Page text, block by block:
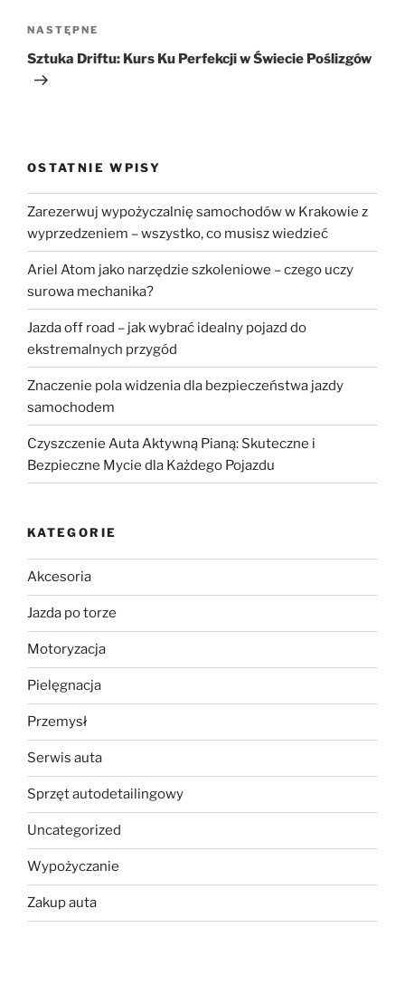
Następny
wpis
NASTĘPNE
Sztuka Driftu: Kurs Ku Perfekcji w Świecie Poślizgów
OSTATNIE WPISY
Zarezerwuj wypożyczalnię samochodów w Krakowie z
wyprzedzeniem – wszystko, co musisz wiedzieć
Ariel Atom jako narzędzie szkoleniowe – czego uczy
surowa mechanika?
Jazda off road – jak wybrać idealny pojazd do
ekstremalnych przygód
Znaczenie pola widzenia dla bezpieczeństwa jazdy
samochodem
Czyszczenie Auta Aktywną Pianą: Skuteczne i
Bezpieczne Mycie dla Każdego Pojazdu
KATEGORIE
Akcesoria
Jazda po torze
Motoryzacja
Pielęgnacja
Przemysł
Serwis auta
Sprzęt autodetailingowy
Uncategorized
Wypożyczanie
Zakup auta